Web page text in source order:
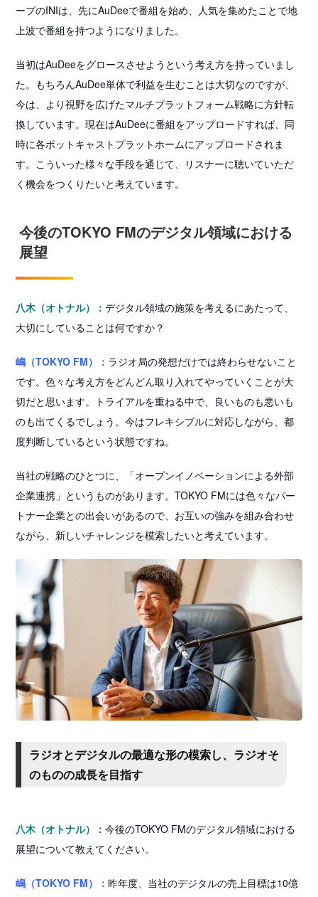
ープのINIは、先にAuDeeで番組を始め、人気を集めたことで地
上波で番組を持つようになりました。
当初はAuDeeをグロースさせようという考え方を持っていまし
た。もちろんAuDee単体で利益を生むことは大切なのですが、
今は、より視野を広げたマルチプラットフォーム戦略に方針転
換しています。現在はAuDeeに番組をアップロードすれば、同
時に各ポットキャストプラットホームにアップロードされま
す。こういった様々な手段を通じて、リスナーに聴いていただ
く機会をつくりたいと考えています。
今後のTOKYO FMのデジタル領域における
展望
八木（オトナル）：デジタル領域の施策を考えるにあたって、
大切にしていることは何ですか？
嶋（TOKYO FM）： ラジオ局の発想だけでは終わらせないこと
です。色々な考え方をどんどん取り入れてやっていくことが大
切だと思います。トライアルを重ねる中で、良いものも悪いも
のも出てくるでしょう。今はフレキシブルに対応しながら、都
度判断しているという状態ですね。
当社の戦略のひとつに、「オープンイノベーションによる外部
企業連携」というものがあります。TOKYO FMには色々なパー
トナー企業との出会いがあるので、お互いの強みを組み合わせ
ながら、新しいチャレンジを模索したいと考えています。
ラジオとデジタルの最適な形の模索し、ラジオそ
のものの成長を目指す
八木（オトナル）：今後のTOKYO FMのデジタル領域における
展望について教えてください。
嶋（TOKYO FM）：昨年度、当社のデジタルの売上目標は10億